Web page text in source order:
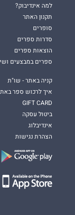
למה אינדיבוק?
תקנון האתר
סופרים
סדרות ספרים
הוצאות ספרים
ספרים במבצעים
קניה באתר - שו"ת
איך לרכוש ספר
GIFT CARD
ביטול עסקה
אינדיבלוג
הצהרת נגישות